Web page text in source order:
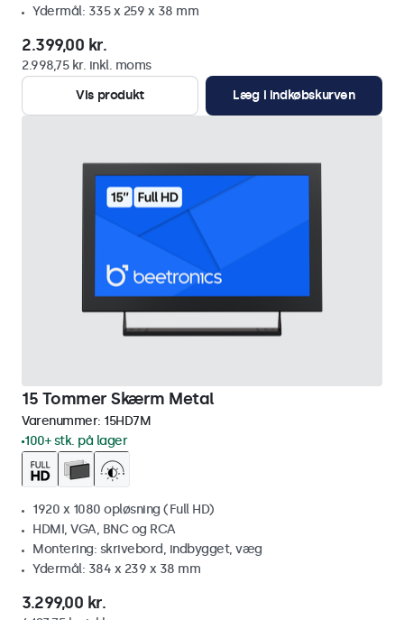
Ydermål: 335 x 259 x 38 mm
2.399,00 kr.
2.998,75 kr. inkl. moms
Vis produkt
Læg i indkøbskurven
15 Tommer Skærm Metal
Varenummer: 15HD7M
100+ stk. på lager
1920 x 1080 opløsning (Full HD)
HDMI, VGA, BNC og RCA
Montering: skrivebord, indbygget, væg
Ydermål: 384 x 239 x 38 mm
3.299,00 kr.